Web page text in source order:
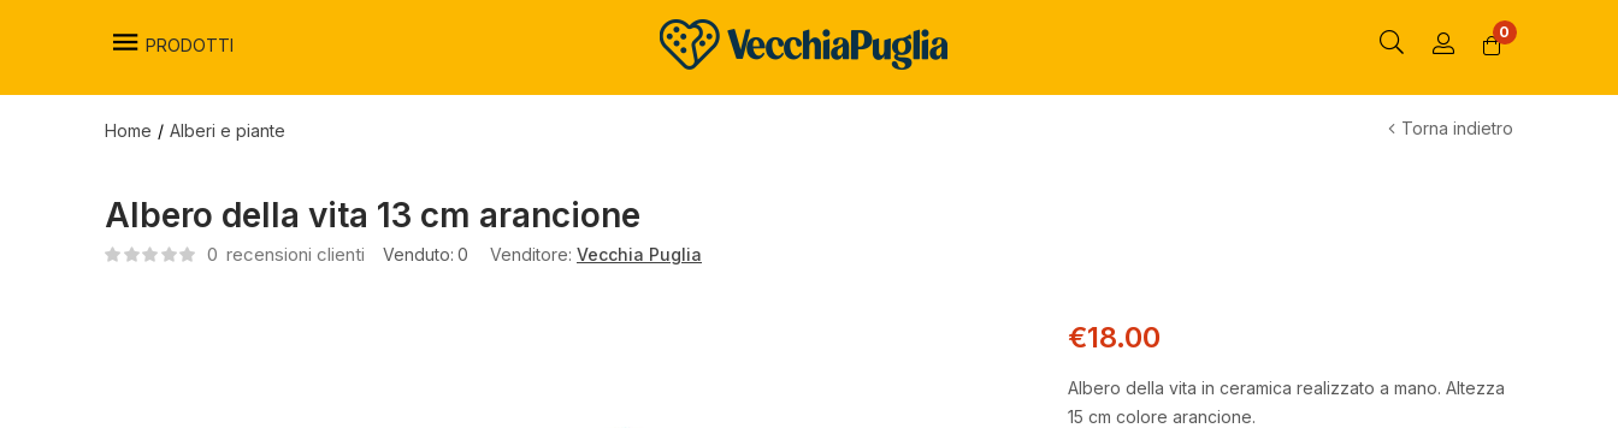
PRODOTTI
0
Home Alberi e piante Torna indietro
Albero della vita 13 cm arancione
0 recensioni clienti Venduto: 0 Venditore: Vecchia Puglia
€18.00
Albero della vita in ceramica realizzato a mano. Altezza
15 cm colore arancione.